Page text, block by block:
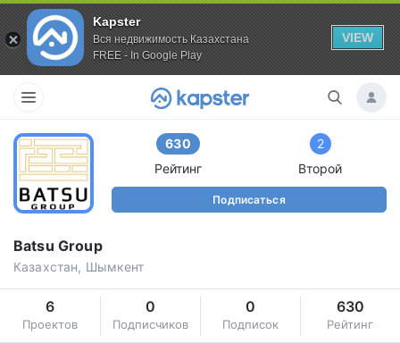
Kapster
Вся недвижимость Казахстана
FREE - In Google Play
VIEW
630
Рейтинг
2
Второй
Подписаться
Batsu Group
Казахстан, Шымкент
6
Проектов
0
Подписчиков
0
Подписок
630
Рейтинг